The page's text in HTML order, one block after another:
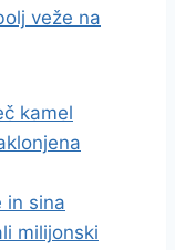
veže na
kamel
in sina
milijonski